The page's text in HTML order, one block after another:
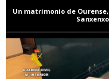
Un matrimonio de